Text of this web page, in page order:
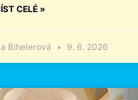
CELÉ »
Bihelerová 9. 6. 2026